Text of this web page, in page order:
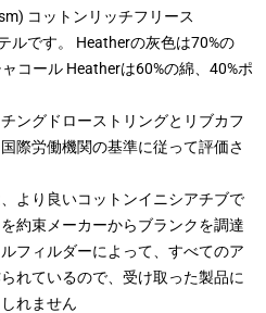
コットンリッチフリース
ルです。 Heatherの灰色は70%の
コール Heatherは60%の綿、40%ポ
ングドローストリングとリブカフ
際労働機関の基準に従って評価さ
より良いコットンイニシアチブで
約束メーカーからブランクを調達
フィルダーによって、すべてのア
れているので、受け取った製品に
れません